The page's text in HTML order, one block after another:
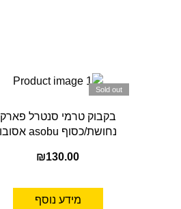
Sold out
בקבוק טרמי סנטרל פארק
נחושת/כסוף asobu אסובו
₪130.00
מידע נוסף